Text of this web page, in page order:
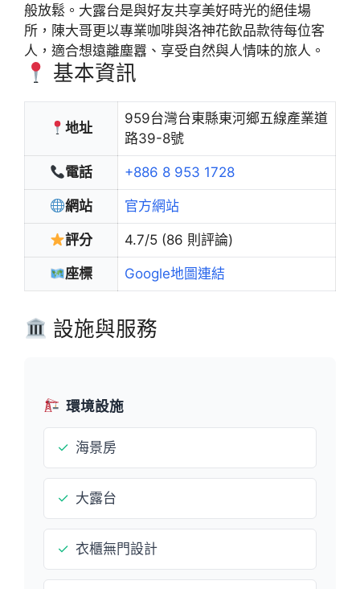
般放鬆。大露台是與好友共享美好時光的絕佳場
所，陳大哥更以專業咖啡與洛神花飲品款待每位客
人，適合想遠離塵囂、享受自然與人情味的旅人。
基本資訊
地址
959台灣台東縣東河鄉五線產業道
路39-8號
電話 +886 8 953 1728
網站 官方網站
評分 4.7/5 (86 則評論)
座標 Google地圖連結
設施與服務
環境設施
✓ 海景房
✓ 大露台
✓ 衣櫃無門設計